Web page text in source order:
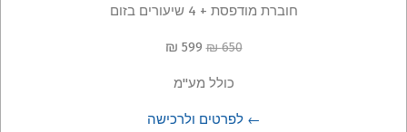
חוברת מודפסת + 4 שיעורים בזום
650 ₪
599 ₪
כולל מע"מ
← לפרטים ולרכישה